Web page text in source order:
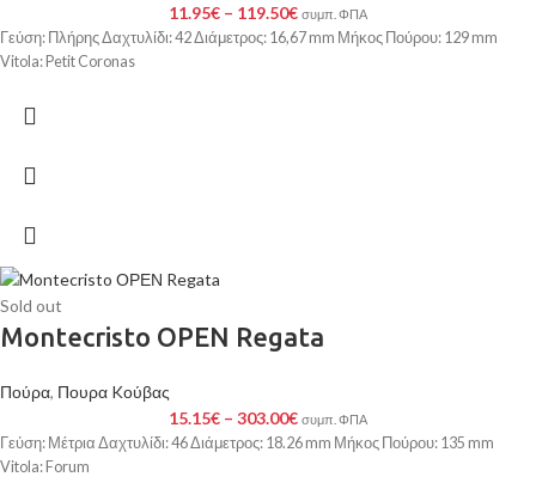
11.95€ – 119.50€ συμπ. ΦΠΑ
Γεύση: Πλήρης Δαχτυλίδι: 42 Διάμετρος: 16,67 mm Μήκος Πούρου: 129 mm
Vitola: Petit Coronas
Sold out
Montecristo ΟΡΕΝ Regata
Πούρα, Πουρα Kούβας
15.15€ – 303.00€ συμπ. ΦΠΑ
Γεύση: Μέτρια Δαχτυλίδι: 46 Διάμετρος: 18.26 mm Μήκος Πούρου: 135 mm
Vitola: Forum